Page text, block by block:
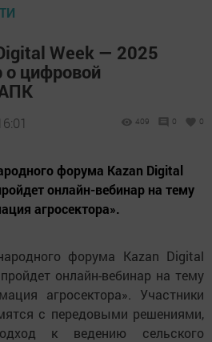
Week — 2025
о цифровой
409 0 0
форума Kazan Digital
онлайн-вебинар на тему
агросектора».
форума Kazan Digital
онлайн-вебинар на тему
агросектора». Участники
с передовыми решениями,
к ведению сельского